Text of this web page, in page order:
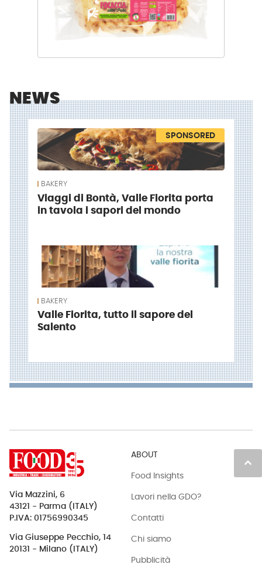
NEWS
SPONSORED
BAKERY
Viaggi di Bontà, Valle Fiorita porta
in tavola i sapori del mondo
BAKERY
Valle Fiorita, tutto il sapore del
Salento
keyboard_arrow_up
Via Mazzini, 6
43121 - Parma (ITALY)
P.IVA: 01756990345
Via Giuseppe Pecchio, 14
20131 - Milano (ITALY)
ABOUT
Food Insights
Lavori nella GDO?
Contatti
Chi siamo
Pubblicità